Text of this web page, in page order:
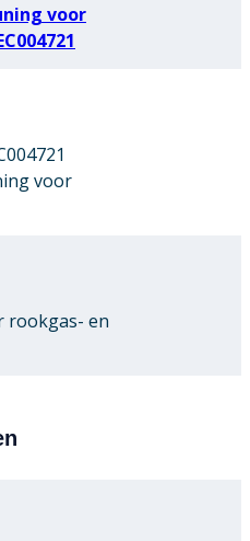
voor
voor
rookgas- en